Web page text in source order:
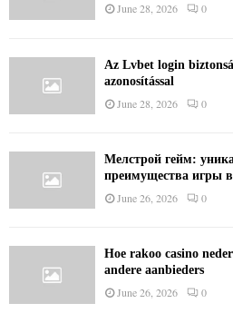
June 28, 2026 0
Az Lvbet login
azonosítással
June 28, 2026 0
Мелстрой гейм:
преимущества игры
June 26, 2026 0
Hoe rakoo casino
andere aanbieders
June 26, 2026 0